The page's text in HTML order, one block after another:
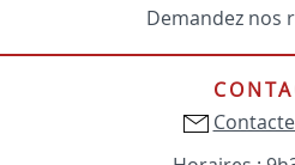
Demandez nos